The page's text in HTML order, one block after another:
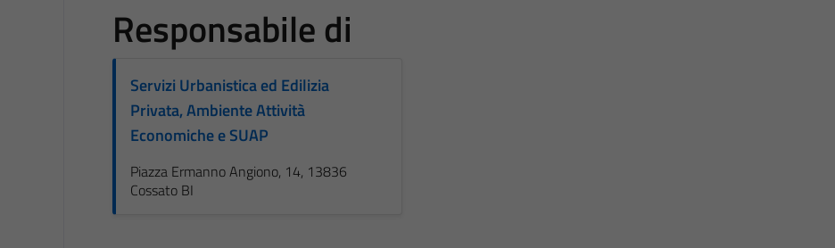
Responsabile di
Servizi Urbanistica ed Edilizia
Privata, Ambiente Attività
Economiche e SUAP
Piazza Ermanno Angiono, 14, 13836
Cossato BI